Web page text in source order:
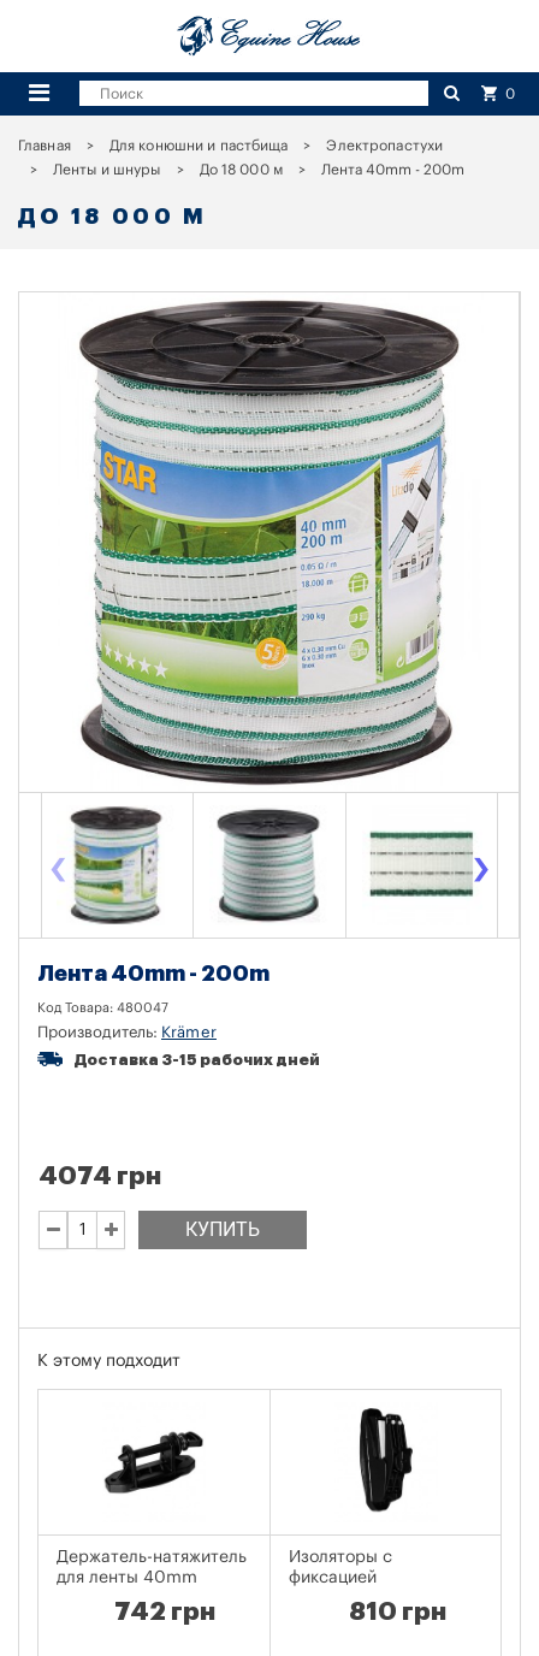
0
Главная Для конюшни и пастбища
Электропастухи
Ленты и шнуры
До 18 000 м Лента 40mm - 200m
ДО 18 000 М
‹ ›
Лента 40mm - 200m
Код Товара: 480047
Производитель: Krämer
Доставка 3-15 рабочих дней
КУПИТЬ
4074 грн
К этому подходит
Держатель-натяжитель
для ленты 40mm
742 грн
Изоляторы с
фиксацией
810 грн